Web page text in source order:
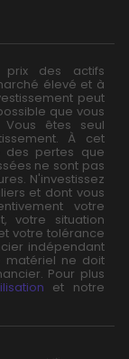
prix des actifs
élevé et à
peut
que vous
êtes seul
À cet
des pertes que
ne sont pas
N'investissez
et dont vous
votre
votre situation
votre tolérance
indépendant
matériel ne doit
Pour plus
et notre